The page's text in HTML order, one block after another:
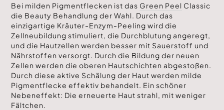
Bei milden Pigmentflecken ist das Green Peel Classic
die Beauty Behandlung der Wahl. Durch das
einzigartige Kräuter-Enzym-Peeling wird die
Zellneubildung stimuliert, die Durchblutung angeregt,
und die Hautzellen werden besser mit Sauerstoff und
Nährstoffen versorgt. Durch die Bildung der neuen
Zellen werden die oberen Hautschichten abgestoßen.
Durch diese aktive Schälung der Haut werden milde
Pigmentflecke effektiv behandelt. Ein schöner
Nebeneffekt: Die erneuerte Haut strahl, mit weniger
Fältchen.